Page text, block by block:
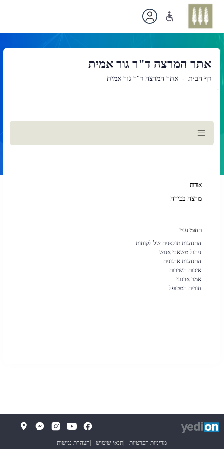
אתר המרצה ד"ר גור אמית
דף הבית אתר המרצה ד"ר גור אמית
`
תוכן
ראשי
אודות
מרצה בכירה
תחומי עניין
התנהגות תוקפנית של לקוחות.
ניהול משאבי אנוש.
התנהגות ארגונית.
איכות השירות.
אמון ארגוני.
חוויית המטופל.
לפתוח
(נפתח
מדיניות הפרטיות תנאי שימוש(נפתחהצהרת נגישות